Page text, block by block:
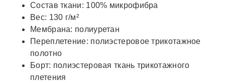
Состав ткани: 100% микрофибра
Вес: 130 г/м²
Мембрана: полиуретан
Переплетение: полиэстеровое трикотажное
полотно
Борт: полиэстеровая ткань трикотажного
плетения